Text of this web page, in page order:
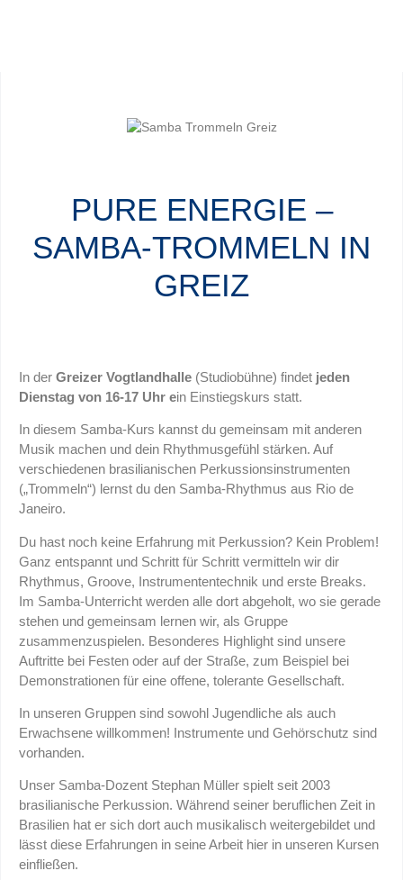
PURE ENERGIE –
SAMBA-TROMMELN IN
GREIZ
In der Greizer Vogtlandhalle (Studiobühne) findet jeden
Dienstag von 16-17 Uhr ein Einstiegskurs statt.
In diesem Samba-Kurs kannst du gemeinsam mit anderen
Musik machen und dein Rhythmusgefühl stärken. Auf
verschiedenen brasilianischen Perkussionsinstrumenten
(„Trommeln“) lernst du den Samba-Rhythmus aus Rio de
Janeiro.
Du hast noch keine Erfahrung mit Perkussion? Kein Problem!
Ganz entspannt und Schritt für Schritt vermitteln wir dir
Rhythmus, Groove, Instrumententechnik und erste Breaks.
Im Samba-Unterricht werden alle dort abgeholt, wo sie gerade
stehen und gemeinsam lernen wir, als Gruppe
zusammenzuspielen. Besonderes Highlight sind unsere
Auftritte bei Festen oder auf der Straße, zum Beispiel bei
Demonstrationen für eine offene, tolerante Gesellschaft.
In unseren Gruppen sind sowohl Jugendliche als auch
Erwachsene willkommen! Instrumente und Gehörschutz sind
vorhanden.
Unser Samba-Dozent Stephan Müller spielt seit 2003
brasilianische Perkussion. Während seiner beruflichen Zeit in
Brasilien hat er sich dort auch musikalisch weitergebildet und
lässt diese Erfahrungen in seine Arbeit hier in unseren Kursen
einfließen.